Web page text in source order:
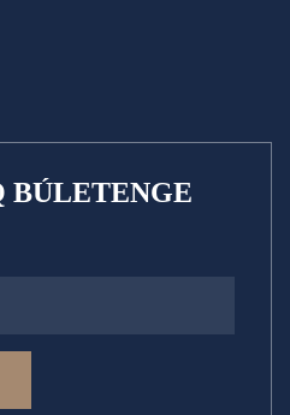
BÚLETENGE